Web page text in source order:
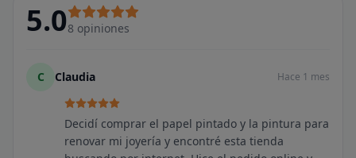
5.08 opiniones
C Claudia Hace 1 mes
Decidí comprar el papel pintado y la pintura para
renovar mi joyería y encontré esta tienda